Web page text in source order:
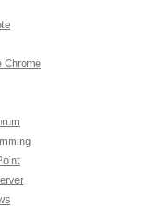
Chrome